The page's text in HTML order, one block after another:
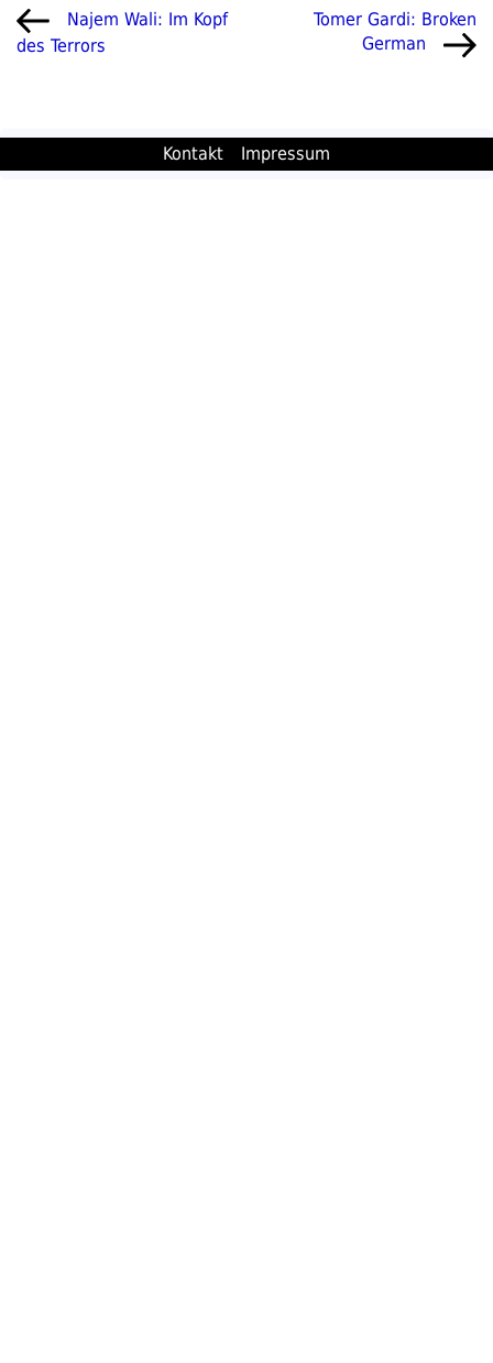
Beitragsnavigation
Vorheriger
Beitrag
Najem Wali: Im Kopf
des Terrors
Nächster
Beitrag
Tomer Gardi: Broken
German
Kontakt Impressum